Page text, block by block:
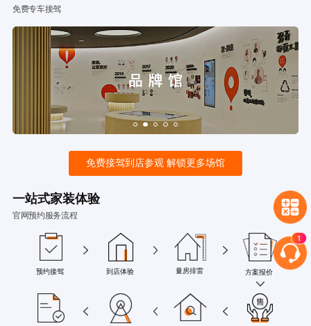
免费专车接驾
免费接驾到店参观 解锁更多场馆
一站式家装体验
官网预约服务流程
预约接驾 到店体验 量房排雷 方案报价